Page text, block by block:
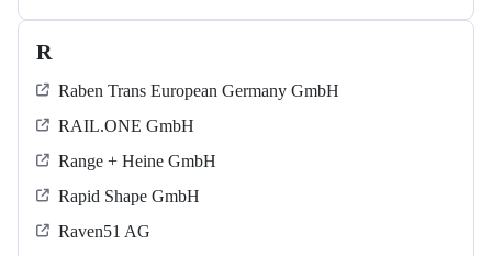
R
Raben Trans European Germany GmbH
RAIL.ONE GmbH
Range + Heine GmbH
Rapid Shape GmbH
Raven51 AG